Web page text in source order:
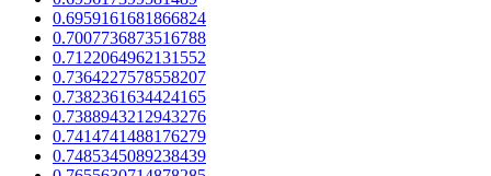
0.6959161681866824
0.7007736873516788
0.7122064962131552
0.7364227578558207
0.7382361634424165
0.7388943212943276
0.7414741488176279
0.7485345089238439